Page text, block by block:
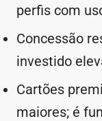
perfis com
Concessão
investido
Cartões
maiores; é